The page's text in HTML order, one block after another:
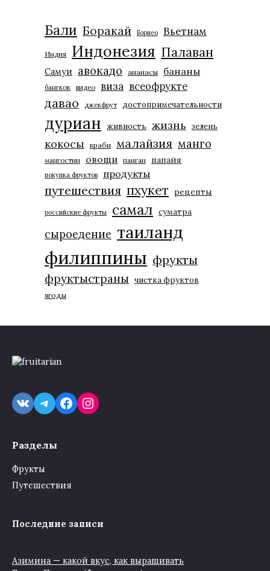
Бали Боракай Борнео Вьетнам
Индия Индонезия Палаван
Самуи авокадо ананасы бананы
бангкок видео виза всеофрукте
давао джекфрут достопримечательности
дуриан живность жизнь зелень
кокосы краби малайзия манго
мангостин овощи панган папайя
покупка фруктов продукты
путешествия пхукет рецепты
российские фрукты самал суматра
сыроедение таиланд
филиппины фрукты
фруктыстраны чистка фруктов
ягоды
VKTelegram
Facebook
Instagram
Разделы
Фрукты
Путешествия
Последние записи
Азимина — какой вкус, как выращивать